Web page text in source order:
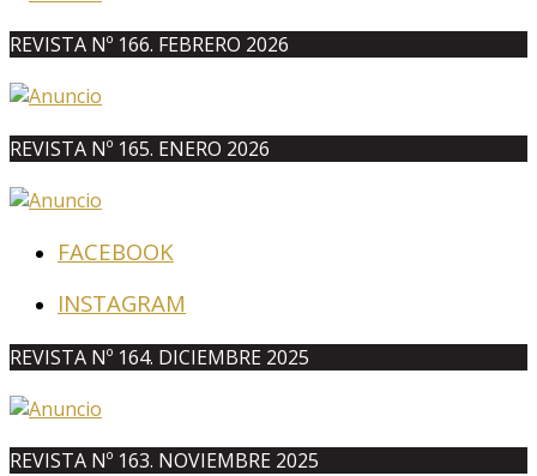
REVISTA Nº 166. FEBRERO 2026
REVISTA Nº 165. ENERO 2026
FACEBOOK
INSTAGRAM
REVISTA Nº 164. DICIEMBRE 2025
REVISTA Nº 163. NOVIEMBRE 2025